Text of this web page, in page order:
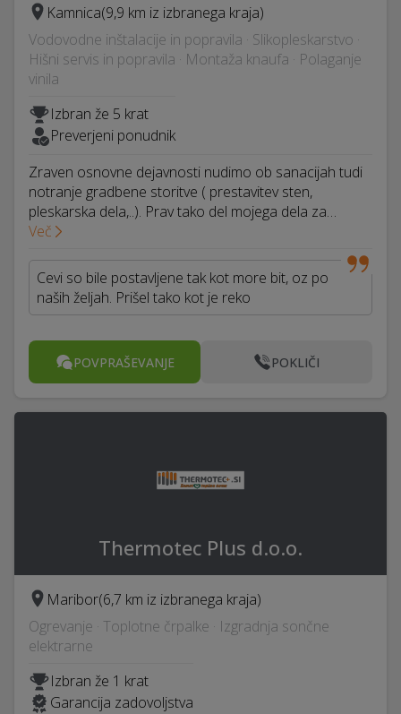
Kamnica(9,9 km iz izbranega kraja)
Vodovodne inštalacije in popravila · Slikopleskarstvo ·
Hišni servis in popravila · Montaža knaufa · Polaganje
vinila
Izbran že 5 krat
Preverjeni ponudnik
Zraven osnovne dejavnosti nudimo ob sanacijah tudi
notranje gradbene storitve ( prestavitev sten,
pleskarska dela,..). Prav tako del mojega dela za…
Več
Cevi so bile postavljene tak kot more bit, oz po
naših željah. Prišel tako kot je reko
POVPRAŠEVANJE POKLIČI
Thermotec Plus d.o.o.
Maribor(6,7 km iz izbranega kraja)
Ogrevanje · Toplotne črpalke · Izgradnja sončne
elektrarne
Izbran že 1 krat
Garancija zadovoljstva